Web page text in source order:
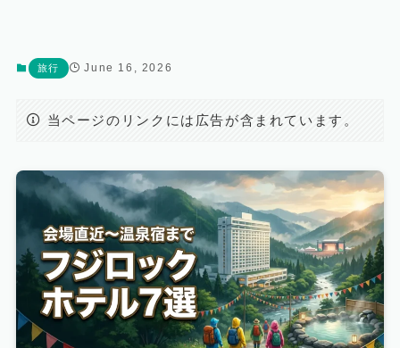
旅行 June 16, 2026
当ページのリンクには広告が含まれています。